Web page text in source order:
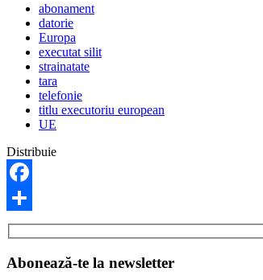
abonament
datorie
Europa
executat silit
strainatate
tara
telefonie
titlu executoriu european
UE
Distribuie
Facebook
Share
Abonează-te la newsletter